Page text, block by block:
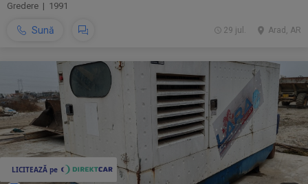
Gredere | 1991
Sună Arad, AR
29 jul.